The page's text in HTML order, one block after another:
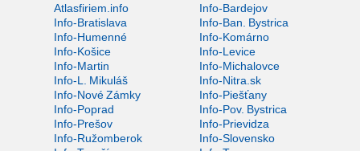
Atlasfiriem.info
Info-Bardejov
Info-Bratislava
Info-Ban. Bystrica
Info-Humenné
Info-Komárno
Info-Košice
Info-Levice
Info-Martin
Info-Michalovce
Info-L. Mikuláš
Info-Nitra.sk
Info-Nové Zámky
Info-Piešťany
Info-Poprad
Info-Pov. Bystrica
Info-Prešov
Info-Prievidza
Info-Ružomberok
Info-Slovensko